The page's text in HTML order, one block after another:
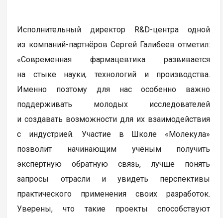
Исполнительный директор R&D-центра одной
из компаний-партнёров Сергей Галибеев отметил:
«Современная фармацевтика развивается
на стыке науки, технологий и производства.
Именно поэтому для нас особенно важно
поддерживать молодых исследователей
и создавать возможности для их взаимодействия
с индустрией. Участие в Школе «Молекула»
позволит начинающим учёным получить
экспертную обратную связь, лучше понять
запросы отрасли и увидеть перспективы
практического применения своих разработок.
Уверены, что такие проекты способствуют